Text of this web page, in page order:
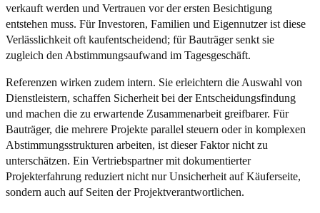
verkauft werden und Vertrauen vor der ersten Besichtigung
entstehen muss. Für Investoren, Familien und Eigennutzer ist diese
Verlässlichkeit oft kaufentscheidend; für Bauträger senkt sie
zugleich den Abstimmungsaufwand im Tagesgeschäft.
Referenzen wirken zudem intern. Sie erleichtern die Auswahl von
Dienstleistern, schaffen Sicherheit bei der Entscheidungsfindung
und machen die zu erwartende Zusammenarbeit greifbarer. Für
Bauträger, die mehrere Projekte parallel steuern oder in komplexen
Abstimmungsstrukturen arbeiten, ist dieser Faktor nicht zu
unterschätzen. Ein Vertriebspartner mit dokumentierter
Projekterfahrung reduziert nicht nur Unsicherheit auf Käuferseite,
sondern auch auf Seiten der Projektverantwortlichen.